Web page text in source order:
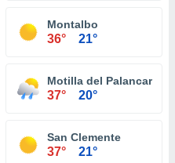
Montalbo
36° 21°
Motilla del Palancar
37° 20°
San Clemente
37° 21°